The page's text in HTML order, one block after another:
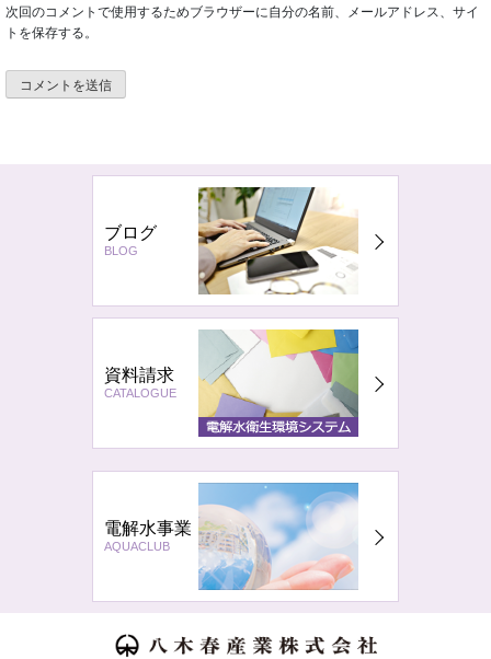
次回のコメントで使用するためブラウザーに自分の名前、メールアドレス、サイ
トを保存する。
ブログ
BLOG
資料請求
CATALOGUE
電解水事業
AQUACLUB